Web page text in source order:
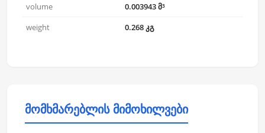
volume
0.003943 მ³
weight
0.268 კგ
მომხმარებლის მიმოხილვები